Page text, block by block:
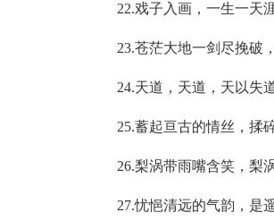
22.戏子入画，一生一天涯
23.苍茫大地一剑尽挽破，
24.天道，天道，天以失道
25.蓄起亘古的情丝，揉碎
26.梨涡带雨嘴含笑，梨涡
27.忧悒清远的气韵，是遥